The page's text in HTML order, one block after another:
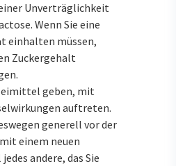
Unverträglichkeit
Wenn Sie eine
einhalten müssen,
Zuckergehalt
geben, mit
auftreten.
generell vor der
einem neuen
andere, das Sie